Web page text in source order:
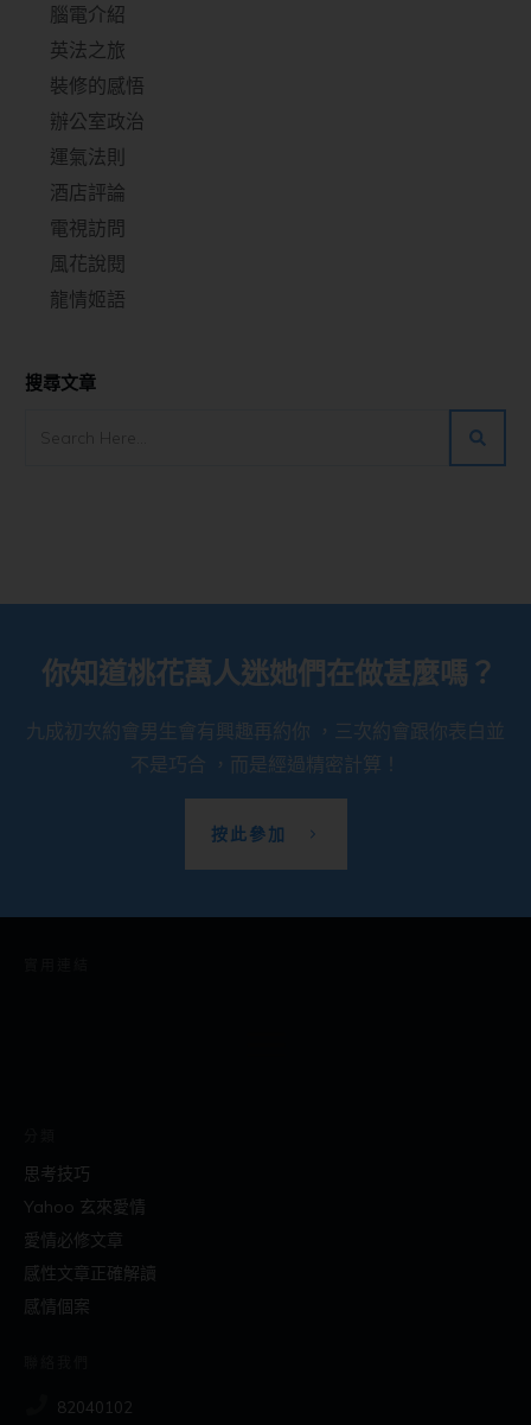
腦電介紹
英法之旅
裝修的感悟
辦公室政治
運氣法則
酒店評論
電視訪問
風花說閱
龍情姬語
搜尋文章
你知道桃花萬人迷她們在做甚麼嗎？
九成初次約會男生會有興趣再約你 ，三次約會跟你表白並
不是巧合 ，而是經過精密計算！
按此參加
思考技巧
Yahoo 玄來愛情
愛情必修文章
感性文章正確解讀
感情個案
82040102